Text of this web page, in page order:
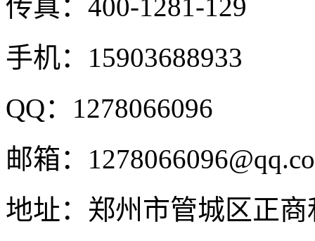
传真： 400-1281-129
手机： 15903688933
QQ： 1278066096
邮箱：
地址： 郑州市管城区正